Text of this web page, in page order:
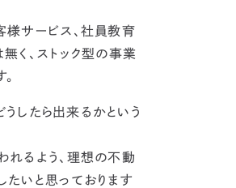
様サービス、社員教育
く、 ストック型の事業
したら出来るかという
れるよう、理想の不動
いと思っております